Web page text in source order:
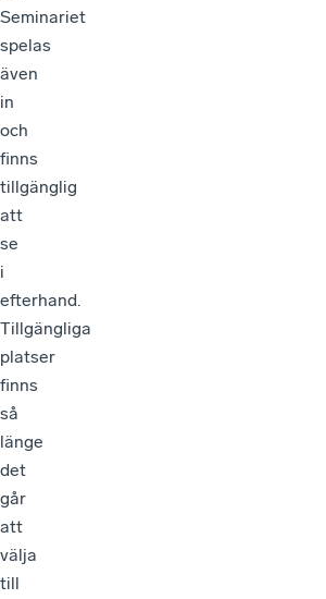
Seminariet
spelas
även
in
och
finns
tillgänglig
att
se
i
efterhand.
Tillgängliga
platser
finns
så
länge
det
går
att
välja
till